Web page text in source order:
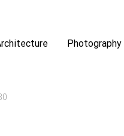
Photography